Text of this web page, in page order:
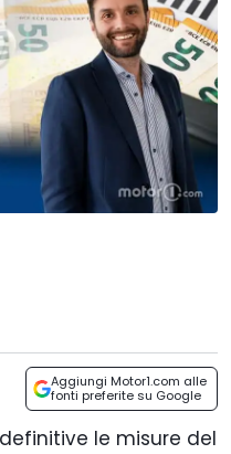
Aggiungi Motor1.com alle
fonti preferite su Google
le misure del